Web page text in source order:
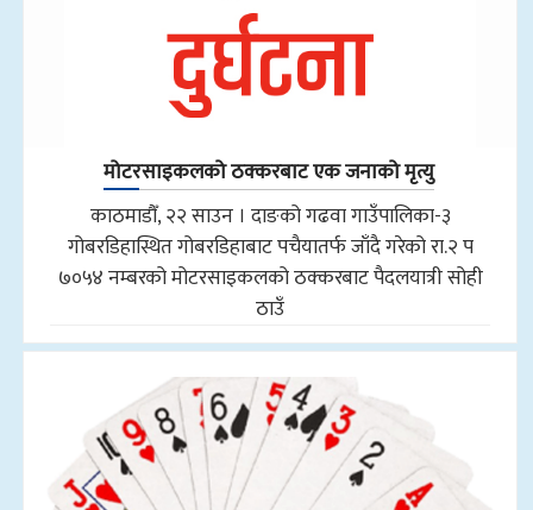
मोटरसाइकलको ठक्करबाट एक जनाको मृत्यु
काठमाडौँ, २२ साउन । दाङको गढवा गाउँपालिका-३
गोबरडिहास्थित गोबरडिहाबाट पचैयातर्फ जाँदै गरेको रा.२ प
७०५४ नम्बरको मोटरसाइकलको ठक्करबाट पैदलयात्री सोही
ठाउँ